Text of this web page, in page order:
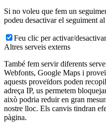
Si no voleu que fem un
podeu desactivar el seguiment
Feu clic per activar/
Altres serveis externs
També fem servir diferents
Webfonts, Google Maps i
aquests proveïdors poden
adreça IP, us permetem
això podria reduir en gran
nostre lloc. Els canvis tindran
pàgina.